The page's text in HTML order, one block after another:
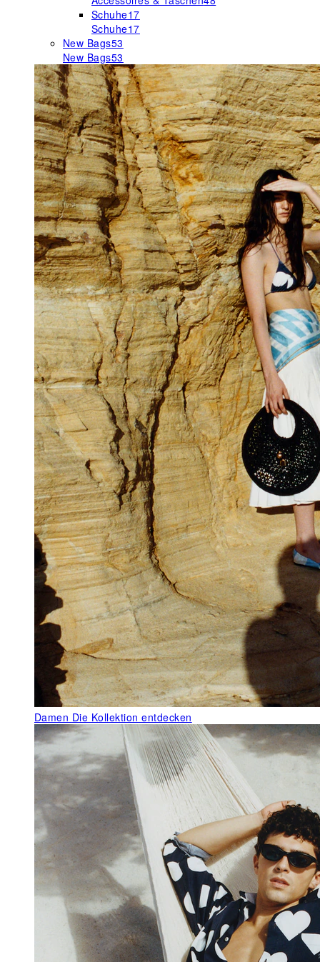
Schuhe17
Schuhe17
New Bags53
New Bags53
Damen Die Kollektion entdecken